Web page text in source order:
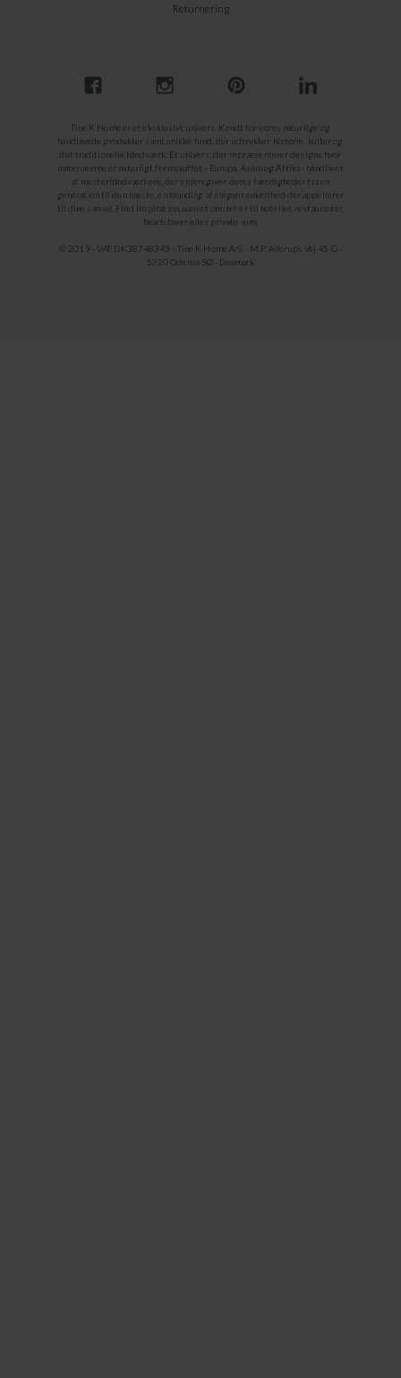
Returnering
Tine K Home er et eksklusivt univers. Kendt for vores naturlige og
håndlavede produkter samt unikke fund, der udtrykker historie, kultur og
det traditionelle håndværk. Et univers, der repræsenterer designs hvor
materialerne er naturligt fremskaffet - Europa, Asien og Afrika - håndlavet
af mesterhåndværkere, der videregiver deres færdigheder fra en
generation til den næste, en blanding af elegant enkelthed der appellerer
til dine sanser. Find inspiration, uanset om det er til hoteller, restauranter,
beach barer eller private rum.
© 2019 - VAT: DK38748343 - Tine K Home A/S - M.P. Allerups Vej 45 G -
5220 Odense SØ - Denmark